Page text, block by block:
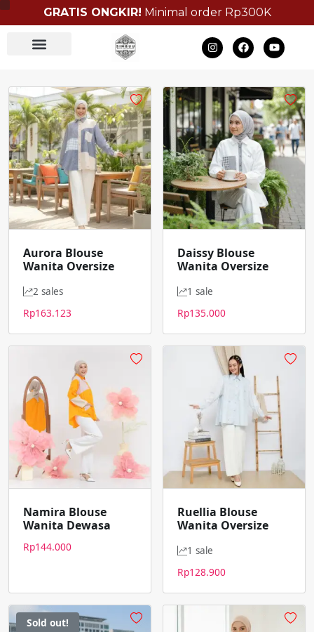
GRATIS ONGKIR! Minimal order Rp300K
Aurora Blouse
Wanita Oversize
2 sales
Rp163.123
Daissy Blouse
Wanita Oversize
1 sale
Rp135.000
Namira Blouse
Wanita Dewasa
Rp144.000
Ruellia Blouse
Wanita Oversize
1 sale
Rp128.900
Sold out!